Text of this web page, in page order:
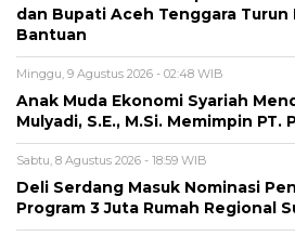
dan Bupati Aceh Tenggara Turun
Bantuan
Minggu, 9 Agustus 2026 - 02:48 WIB
Anak Muda Ekonomi Syariah
Mulyadi, S.E., M.Si. Memimpin
Sabtu, 8 Agustus 2026 - 18:59 WIB
Deli Serdang Masuk Nominasi
Program 3 Juta Rumah Regional